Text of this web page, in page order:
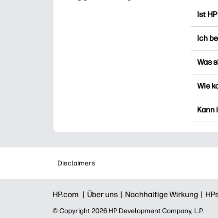
Ist
Ich
Was
Wie
neue
Kann
Disclaimers
HP.com | Über uns | Nachhaltige Wirkung |
©️ Copyright 2026 HP Development Company, L.P.